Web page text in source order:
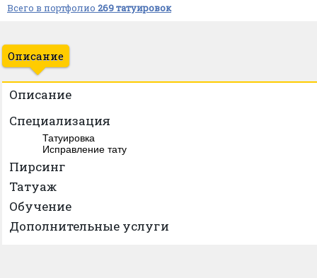
Всего в портфолио 269 татуировок
Описание
Описание
Специализация
Татуировка
Исправление тату
Пирсинг
Татуаж
Обучение
Дополнительные услуги